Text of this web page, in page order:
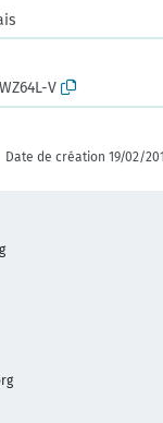
V
Date de création 19/02/